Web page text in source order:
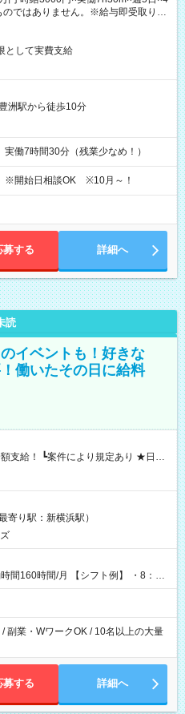
ではありません。※給与即受取りサ
）
として実費支給
洲駅から徒歩10分
働7時間30分（残業少なめ！）
※開始日相談OK ※10月～！
募する 詳細へ
読
イベントも！好きな
働いたその日に給料
たその日に現金GET♪ お仕事後はコ
とせます！ 【試用期間】試
寄り駅：新横浜駅）
【シフト例】 ・8：00
副業・WワークOK / 10名以上の大量
募する 詳細へ